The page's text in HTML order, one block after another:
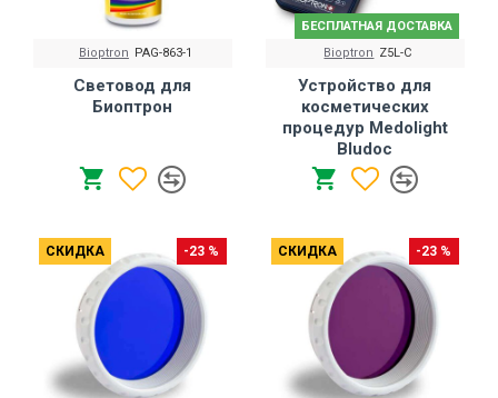
Bioptron PAG-863-1
Световод для
Биоптрон
БЕСПЛАТНАЯ ДОСТАВКА
Bioptron Z5L-C
Устройство для
косметических
процедур Medolight
Bludoc
СКИДКА -23 % СКИДКА -23 %